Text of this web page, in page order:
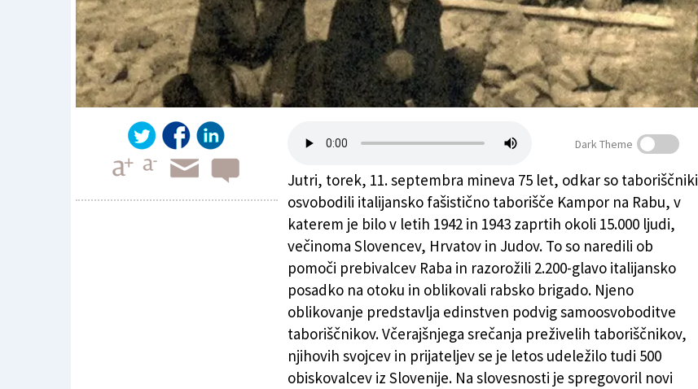
Rab: kdaj uradni italijanski poklon?
Dark Theme
Jutri, torek, 11. septembra mineva 75 let, odkar so taboriščniki
osvobodili italijansko fašistično taborišče Kampor na Rabu, v
katerem je bilo v letih 1942 in 1943 zaprtih okoli 15.000 ljudi,
večinoma Slovencev, Hrvatov in Judov. To so naredili ob
pomoči prebivalcev Raba in razorožili 2.200-glavo italijansko
posadko na otoku in oblikovali rabsko brigado. Njeno
oblikovanje predstavlja edinstven podvig samoosvoboditve
taboriščnikov. Včerajšnjega srečanja preživelih taboriščnikov,
njihovih svojcev in prijateljev se je letos udeležilo tudi 500
obiskovalcev iz Slovenije. Na slovesnosti je spregovoril novi